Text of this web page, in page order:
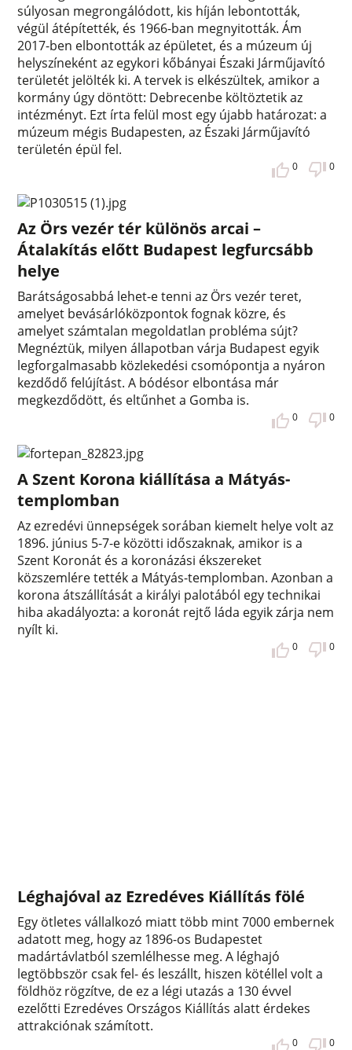
súlyosan megrongálódott, kis híján lebontották,
végül átépítették, és 1966-ban megnyitották. Ám
2017-ben elbontották az épületet, és a múzeum új
helyszíneként az egykori kőbányai Északi Járműjavító
területét jelölték ki. A tervek is elkészültek, amikor a
kormány úgy döntött: Debrecenbe költöztetik az
intézményt. Ezt írta felül most egy újabb határozat: a
múzeum mégis Budapesten, az Északi Járműjavító
területén épül fel.
0 0
Az Örs vezér tér különös arcai –
Átalakítás előtt Budapest legfurcsább
helye
Barátságosabbá lehet-e tenni az Örs vezér teret,
amelyet bevásárlóközpontok fognak közre, és
amelyet számtalan megoldatlan probléma sújt?
Megnéztük, milyen állapotban várja Budapest egyik
legforgalmasabb közlekedési csomópontja a nyáron
kezdődő felújítást. A bódésor elbontása már
megkezdődött, és eltűnhet a Gomba is.
0 0
A Szent Korona kiállítása a Mátyás-
templomban
Az ezredévi ünnepségek sorában kiemelt helye volt az
1896. június 5-7-e közötti időszaknak, amikor is a
Szent Koronát és a koronázási ékszereket
közszemlére tették a Mátyás-templomban. Azonban a
korona átszállítását a királyi palotából egy technikai
hiba akadályozta: a koronát rejtő láda egyik zárja nem
nyílt ki.
0 0
Léghajóval az Ezredéves Kiállítás fölé
Egy ötletes vállalkozó miatt több mint 7000 embernek
adatott meg, hogy az 1896-os Budapestet
madártávlatból szemlélhesse meg. A léghajó
legtöbbször csak fel- és leszállt, hiszen kötéllel volt a
földhöz rögzítve, de ez a légi utazás a 130 évvel
ezelőtti Ezredéves Országos Kiállítás alatt érdekes
attrakciónak számított.
0 0